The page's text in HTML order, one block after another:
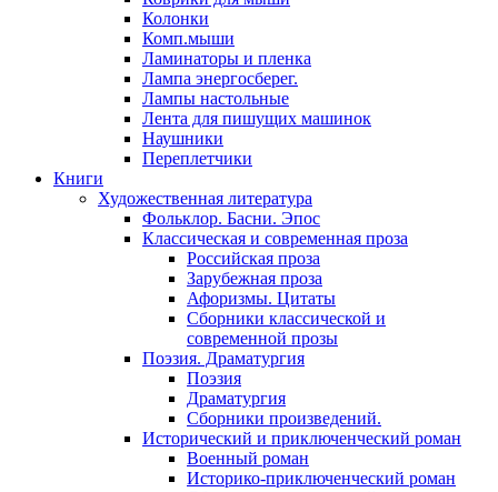
Колонки
Комп.мыши
Ламинаторы и пленка
Лампа энергосберег.
Лампы настольные
Лента для пишущих машинок
Наушники
Переплетчики
Книги
Художественная литература
Фольклор. Басни. Эпос
Классическая и современная проза
Российская проза
Зарубежная проза
Афоризмы. Цитаты
Сборники классической и
современной прозы
Поэзия. Драматургия
Поэзия
Драматургия
Сборники произведений.
Исторический и приключенческий роман
Военный роман
Историко-приключенческий роман